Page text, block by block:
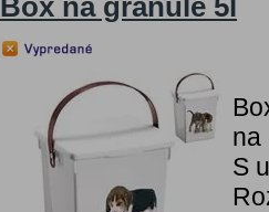
Box na granule 5l
na
S